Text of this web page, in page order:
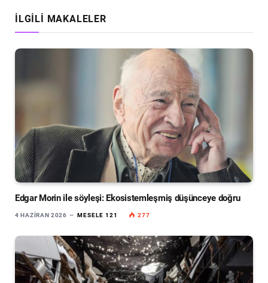
İLGILI MAKALELER
Edgar Morin ile söyleşi: Ekosistemleşmiş düşünceye doğru
4 HAZIRAN 2026 MESELE 121 277